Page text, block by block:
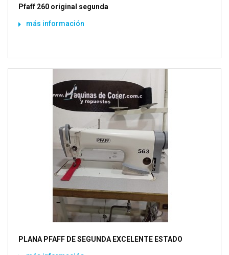
Pfaff 260 original segunda
más información
PLANA PFAFF DE SEGUNDA EXCELENTE ESTADO